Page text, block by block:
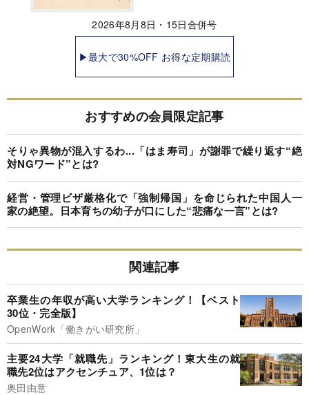
2026年8月8日・15日合併号
▶最大で30%OFF お得な定期購読
おすすめの会員限定記事
そりゃ異物が混入するわ...「はま寿司」が謝罪で繰り返す“絶
対NGワード”とは?
経営・管理ビザ厳格化で「強制帰国」を命じられた中国人一
家の絶望。日本育ちの幼子が口にした“悲痛な一言”とは?
関連記事
卒業生の年収が高い大学ランキング！【ベスト
30位・完全版】
OpenWork「働きがい研究所」
主要24大学「就職先」ランキング！東大生の就
職先2位はアクセンチュア、1位は？
奥田由意